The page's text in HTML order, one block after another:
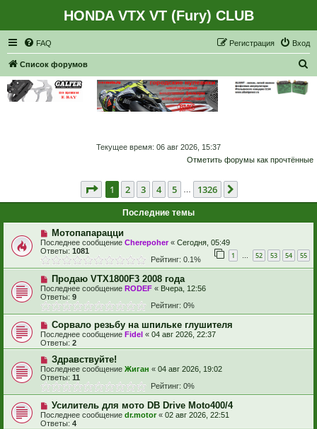
HONDA VTX VT (Fury) CLUB
FAQ Вход
Регистрация
Список форумов
Текущее время: 06 авг 2026, 15:37
Отметить форумы как прочтённые
Страница из 1326
1 2 3 4 5 1326
Последние темы
Мотопапарацци
Последнее сообщение Cherepoher« Сегодня, 05:49
Ответы: 1081 1 … 52 53 54 55
Рейтинг: 0.1%
Продаю VTX1800F3 2008 года
Последнее сообщение RODEF « Вчера, 12:56
Ответы: 9
Рейтинг: 0%
Сорвало резьбу на шпильке глушителя
Последнее сообщение Fidel « 04 авг 2026, 22:37
Ответы: 2
Здравствуйте!
Последнее сообщение Жиган « 04 авг 2026, 19:02
Ответы: 11
Рейтинг: 0%
Усилитель для мото DB Drive Moto400/4
Последнее сообщение dr.motor« 02 авг 2026, 22:51
Ответы: 4